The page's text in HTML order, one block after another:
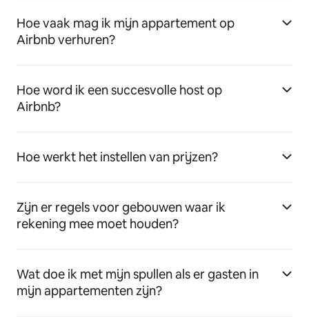
Hoe vaak mag ik mijn appartement op
Airbnb verhuren?
Hoe word ik een succesvolle host op
Airbnb?
Hoe werkt het instellen van prijzen?
Zijn er regels voor gebouwen waar ik
rekening mee moet houden?
Wat doe ik met mijn spullen als er gasten in
mijn appartementen zijn?